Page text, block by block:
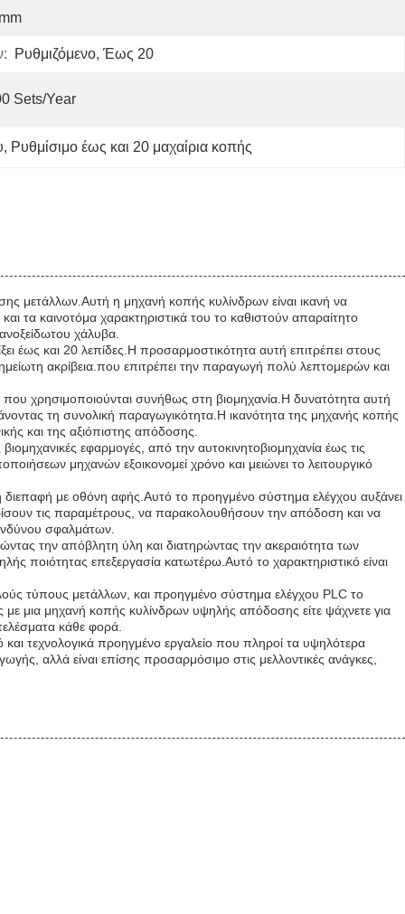
Ρυθμιζόμενο, Έως 20
Sets/year
, Ρυθμίσιμο έως και 20 μαχαίρια κοπής
μετάλλων.Αυτή η μηχανή κοπής κυλίνδρων είναι ικανή να
τα καινοτόμα χαρακτηριστικά του το καθιστούν απαραίτητο
χάλυβα.
έως και 20 λεπίδες.Η προσαρμοστικότητα αυτή επιτρέπει στους
ακρίβεια.που επιτρέπει την παραγωγή πολύ λεπτομερών και
που χρησιμοποιούνται συνήθως στη βιομηχανία.Η δυνατότητα αυτή
τη συνολική παραγωγικότητα.Η ικανότητα της μηχανής κοπής
και της αξιόπιστης απόδοσης.
εφαρμογές, από την αυτοκινητοβιομηχανία έως τις
μηχανών εξοικονομεί χρόνο και μειώνει το λειτουργικό
διεπαφή με οθόνη αφής.Αυτό το προηγμένο σύστημα ελέγχου αυξάνει
τις παραμέτρους, να παρακολουθήσουν την απόδοση και να
σφαλμάτων.
την απόβλητη ύλη και διατηρώντας την ακεραιότητα των
ποιότητας επεξεργασία κατωτέρω.Αυτό το χαρακτηριστικό είναι
τύπους μετάλλων, και προηγμένο σύστημα ελέγχου PLC το
μια μηχανή κοπής κυλίνδρων υψηλής απόδοσης είτε ψάχνετε για
κάθε φορά.
τεχνολογικά προηγμένο εργαλείο που πληροί τα υψηλότερα
αλλά είναι επίσης προσαρμόσιμο στις μελλοντικές ανάγκες,